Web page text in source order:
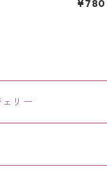
ノンホー
スター
¥780
リー